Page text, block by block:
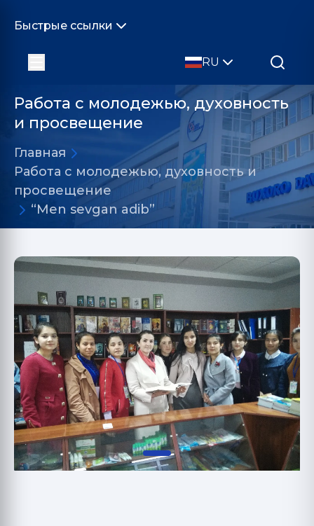
Быстрые ссылки
RU
Работа с молодежью, духовность
и просвещение
Главная
Работа с молодежью, духовность и
просвещение
“Men sevgan adib”